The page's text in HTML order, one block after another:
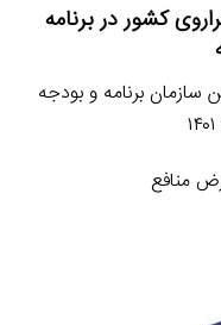
کشور در برنامه
برنامه و بودجه
منافع